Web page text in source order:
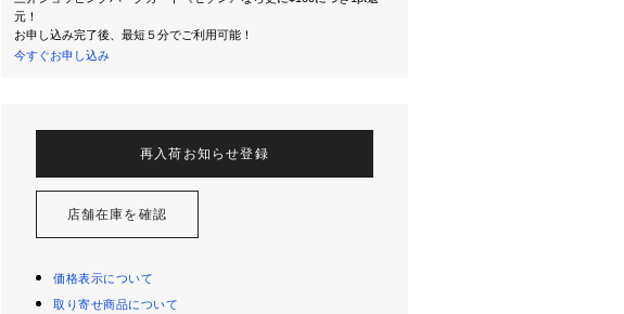
元！
お申し込み完了後、最短５分でご利用可能！
今すぐお申し込み
再入荷お知らせ登録
店舗在庫を確認
価格表示について
取り寄せ商品について